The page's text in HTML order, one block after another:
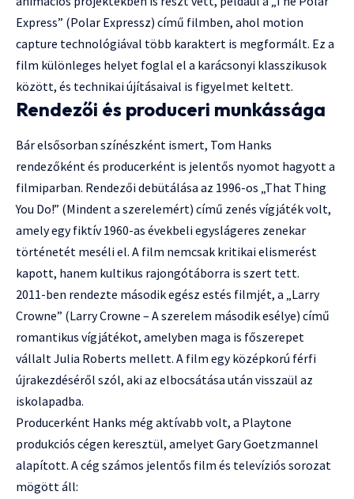
Express” (Polar Expressz) című filmben, ahol motion
capture technológiával több karaktert is megformált. Ez a
film különleges helyet foglal el a karácsonyi klasszikusok
között, és technikai újításaival is figyelmet keltett.
Rendezői és produceri munkássága
Bár elsősorban színészként ismert, Tom Hanks
rendezőként és producerként is jelentős nyomot hagyott a
filmiparban. Rendezői debütálása az 1996-os „That Thing
You Do!” (Mindent a szerelemért) című zenés vígjáték volt,
amely egy fiktív 1960-as évekbeli egyslágeres zenekar
történetét meséli el. A film nemcsak kritikai elismerést
kapott, hanem kultikus rajongótáborra is szert tett.
2011-ben rendezte második egész estés filmjét, a „Larry
Crowne” (Larry Crowne – A szerelem második esélye) című
romantikus vígjátékot, amelyben maga is főszerepet
vállalt Julia Roberts mellett. A film egy középkorú férfi
újrakezdéséről szól, aki az elbocsátása után visszaül az
iskolapadba.
Producerként Hanks még aktívabb volt, a Playtone
produkciós cégen keresztül, amelyet Gary Goetzmannel
alapított. A cég számos jelentős film és televíziós sorozat
mögött áll: